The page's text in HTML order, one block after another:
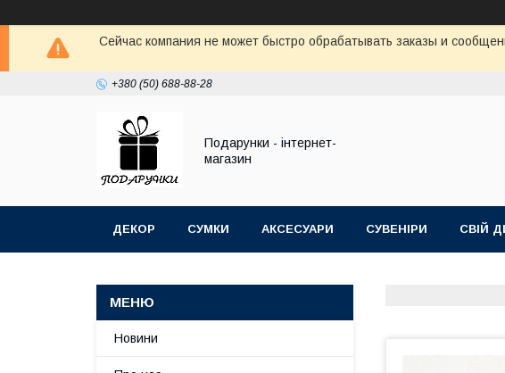
Сейчас компания не может быстро обрабатывать заказы и
+380 (50) 688-88-28
Подарунки - інтернет-
магазин
ДЕКОР СУМКИ АКСЕСУАРИ СУВЕНІРИ СВІЙ
Новини